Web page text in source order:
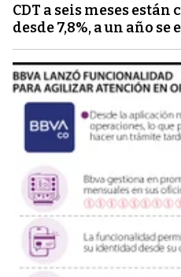
CDT a seis meses
desde 7,8%, a un año